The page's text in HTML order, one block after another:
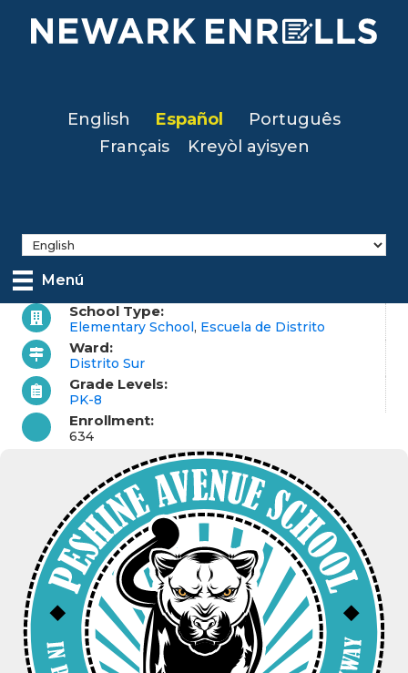
English Español
Português
Français
Kreyòl ayisyen
Menú
School Type:
Elementary School , Escuela de Distrito
Ward:
Distrito Sur
Grade Levels:
PK-8
Enrollment:
634